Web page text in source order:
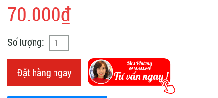
70.000₫
Số lượng:
Đặt hàng ngay